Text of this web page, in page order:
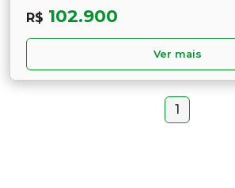
R$ 102.900
Ver mais
1